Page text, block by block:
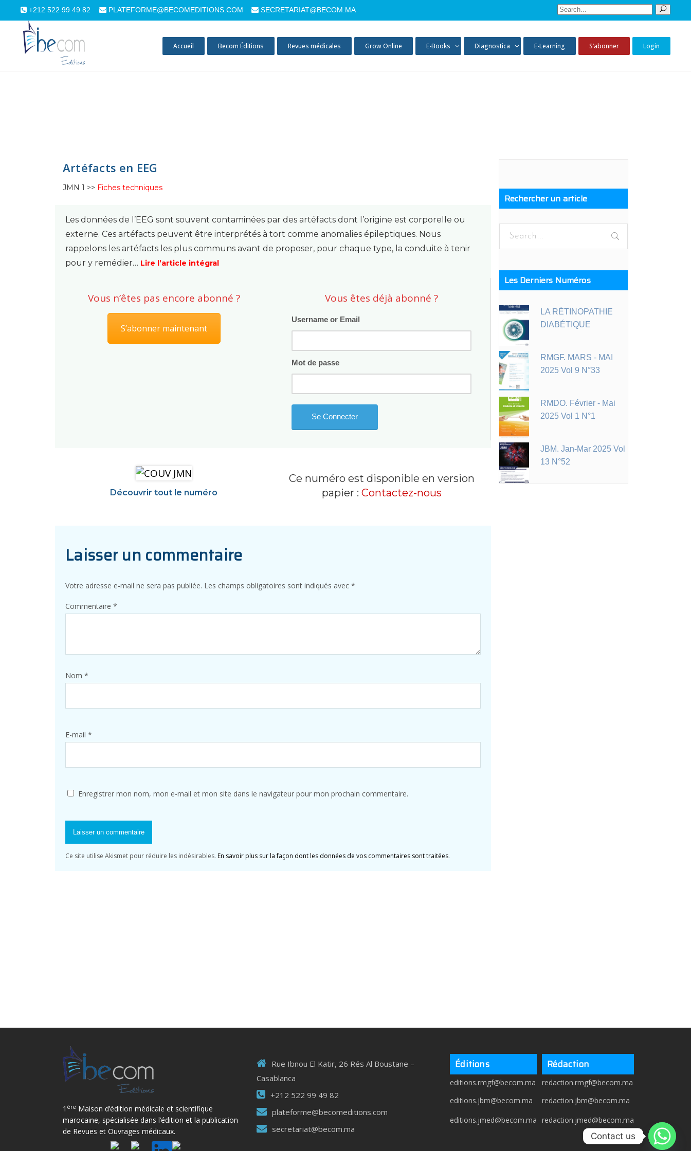
+212 522 99 49 82 PLATEFORME@BECOMEDITIONS.COM SECRETARIAT@BECOM.MA
Accueil Becom Éditions Revues médicales Grow Online E-Books Diagnostica E-Learning S’abonner Login
Artéfacts en EEG
JMN 1 >> Fiches techniques
Les données de l’EEG sont souvent contaminées par des artéfacts dont l’origine est corporelle ou
externe. Ces artéfacts peuvent être interprétés à tort comme anomalies épileptiques. Nous
rappelons les artéfacts les plus communs avant de proposer, pour chaque type, la conduite à tenir
pour y remédier… Lire l’article intégral
Vous n’êtes pas encore abonné ?
S’abonner maintenant
Vous êtes déjà abonné ?
Username or Email
Mot de passe
Découvrir tout le numéro
Ce numéro est disponible en version
papier :Contactez-nous
Laisser un commentaire
Votre adresse e-mail ne sera pas publiée. Les champs obligatoires sont indiqués avec *
Commentaire *
Nom *
E-mail *
Enregistrer mon nom, mon e-mail et mon site dans le navigateur pour mon prochain commentaire.
Ce site utilise Akismet pour réduire les indésirables. En savoir plus sur la façon dont les données de vos commentaires sont traitées.
Rechercher un article
Search
Les Derniers Numéros
LA RÉTINOPATHIE
DIABÉTIQUE
RMGF. MARS - MAI
2025 Vol 9 N°33
RMDO. Février - Mai
2025 Vol 1 N°1
JBM. Jan-Mar 2025 Vol
13 N°52
1 ère Maison d’édition médicale et scientifique
marocaine, spécialisée dans l’édition et la publication
de Revues et Ouvrages médicaux.
Rue Ibnou El Katir, 26 Rés Al Boustane –
Casablanca
+212 522 99 49 82
plateforme@becomeditions.com
secretariat@becom.ma
Éditions
editions.rmgf@becom.ma
editions.jbm@becom.ma
editions.jmed@becom.ma
Rédaction
redaction.rmgf@becom.ma
redaction.jbm@becom.ma
redaction.jmed@becom.ma
Contact us